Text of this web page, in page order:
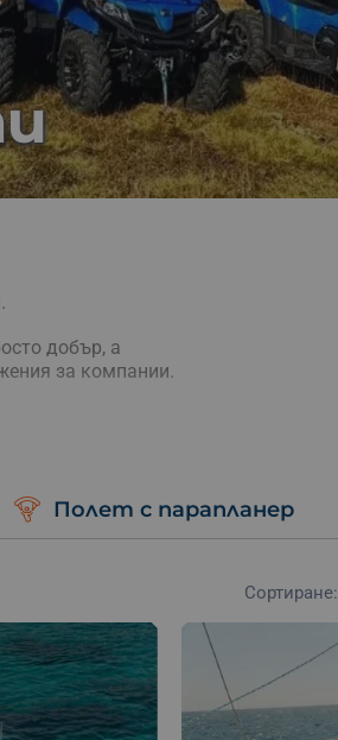
добър, а
за компании.
рафтинг, VIP полет с
Полет с парапланер
Сортиране: